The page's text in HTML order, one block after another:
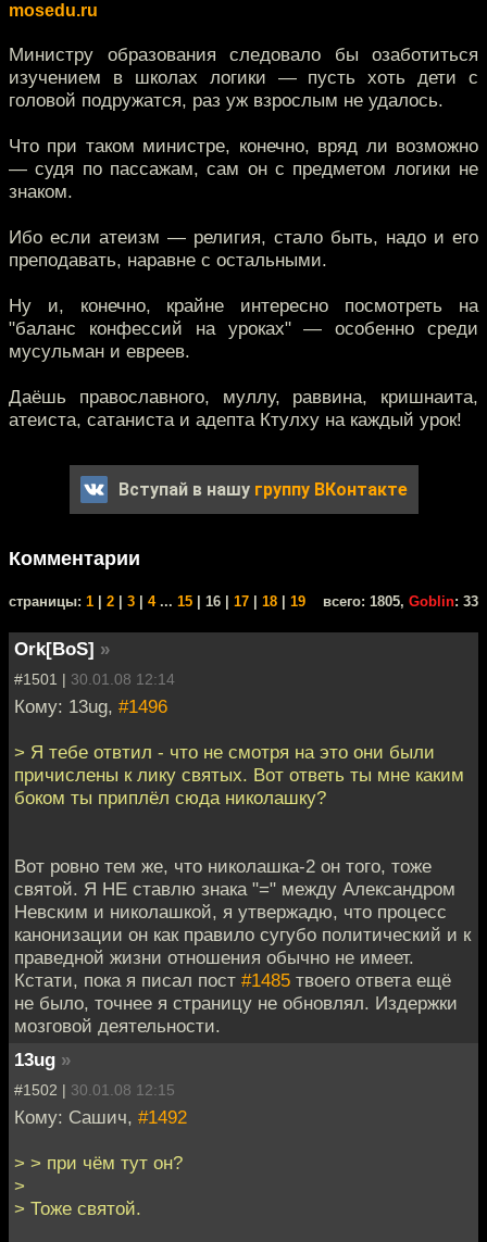
mosedu.ru
Министру образования следовало бы озаботиться
изучением в школах логики — пусть хоть дети с
головой подружатся, раз уж взрослым не удалось.
Что при таком министре, конечно, вряд ли возможно
— судя по пассажам, сам он с предметом логики не
знаком.
Ибо если атеизм — религия, стало быть, надо и его
преподавать, наравне с остальными.
Ну и, конечно, крайне интересно посмотреть на
"баланс конфессий на уроках" — особенно среди
мусульман и евреев.
Даёшь православного, муллу, раввина, кришнаита,
атеиста, сатаниста и адепта Ктулху на каждый урок!
Вступай в нашу группу ВКонтакте
Комментарии
cтраницы: 1 2 3 4... 15 | 16 | 17 18 19 всего: 1805, Goblin: 33
Ork[BoS] »
#1501 | 30.01.08 12:14
Кому: 13ug, #1496
> Я тебе отвтил - что не смотря на это они были
причислены к лику святых. Вот ответь ты мне каким
боком ты приплёл сюда николашку?
Вот ровно тем же, что николашка-2 он того, тоже
святой. Я НЕ ставлю знака "=" между Александром
Невским и николашкой, я утвержадю, что процесс
канонизации он как правило сугубо политический и к
праведной жизни отношения обычно не имеет.
Кстати, пока я писал пост #1485 твоего ответа ещё
не было, точнее я страницу не обновлял. Издержки
мозговой деятельности.
13ug »
#1502 | 30.01.08 12:15
Кому: Сашич, #1492
> > при чём тут он?
>
> Тоже святой.